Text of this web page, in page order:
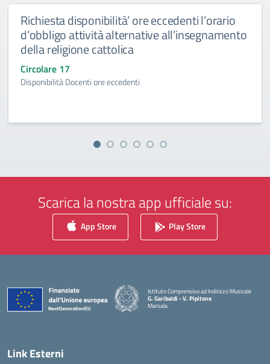
Richiesta disponibilità’ ore eccedenti l’orario
d’obbligo attività alternative all’insegnamento
della religione cattolica
Circolare 17
Disponibilità Docenti ore eccedenti
Scarica la nostra app ufficiale su:
App Store Play Store
Istituto Comprensivo ad Indirizzo Musicale
G. Garibaldi - V. Pipitone
Marsala
Link Esterni